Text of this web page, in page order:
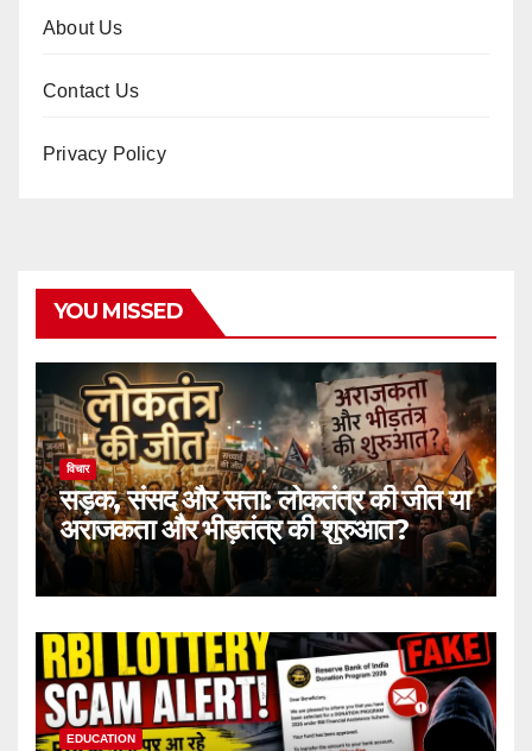
About Us
Contact Us
Privacy Policy
YOU MISSED
विचार
सड़क, संसद और सत्ता: लोकतंत्र की जीत या
अराजकता और भीड़तंत्र की शुरुआत?
EDUCATION